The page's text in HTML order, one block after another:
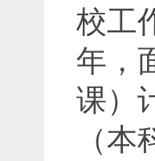
校工
年，
课）
（